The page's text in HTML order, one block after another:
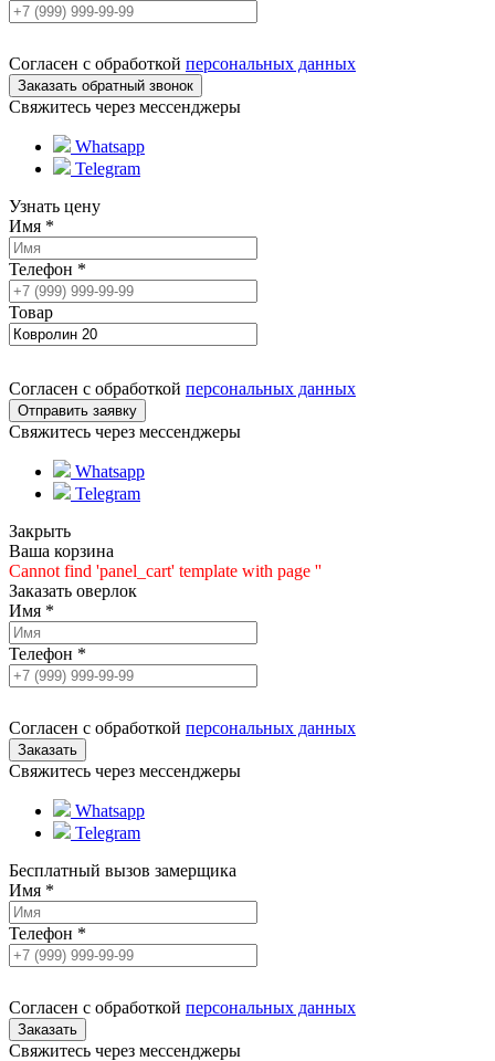
Согласен с обработкой персональных данных
Свяжитесь через мессенджеры
Whatsapp
Telegram
Узнать цену
Имя *
Телефон *
Товар
Согласен с обработкой персональных данных
Свяжитесь через мессенджеры
Whatsapp
Telegram
Закрыть
Ваша корзина
Cannot find 'panel_cart' template with page ''
Заказать оверлок
Имя *
Телефон *
Согласен с обработкой персональных данных
Свяжитесь через мессенджеры
Whatsapp
Telegram
Бесплатный вызов замерщика
Имя *
Телефон *
Согласен с обработкой персональных данных
Свяжитесь через мессенджеры